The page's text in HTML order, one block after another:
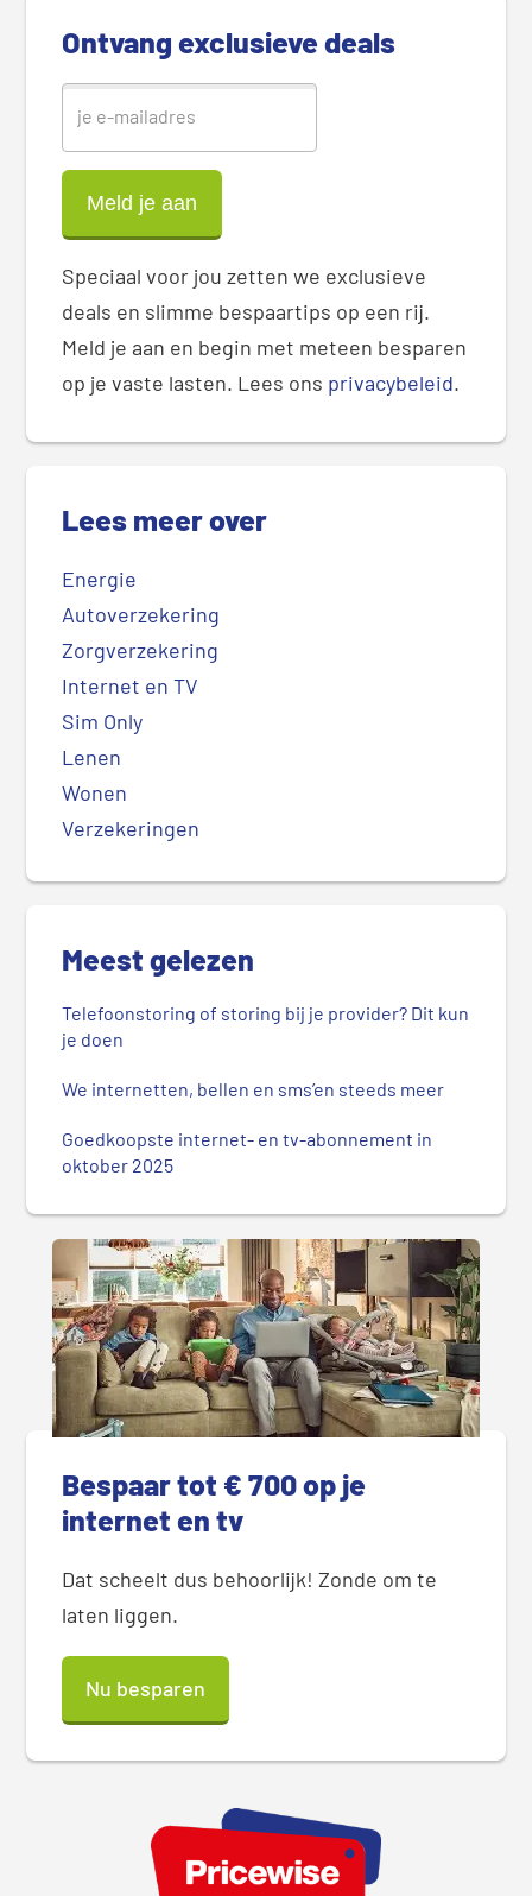
Ontvang exclusieve deals
Speciaal voor jou zetten we exclusieve
deals en slimme bespaartips op een rij.
Meld je aan en begin met meteen besparen
op je vaste lasten. Lees ons privacybeleid.
Lees meer over
Energie
Autoverzekering
Zorgverzekering
Internet en TV
Sim Only
Lenen
Wonen
Verzekeringen
Meest gelezen
Telefoonstoring of storing bij je provider? Dit kun
je doen
We internetten, bellen en sms’en steeds meer
Goedkoopste internet- en tv-abonnement in
oktober 2025
Bespaar tot € 700 op je
internet en tv
Dat scheelt dus behoorlijk! Zonde om te
laten liggen.
Nu besparen